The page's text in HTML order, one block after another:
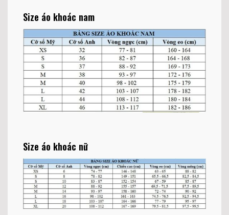
Size áo khoác nam
Size áo khoác nữ